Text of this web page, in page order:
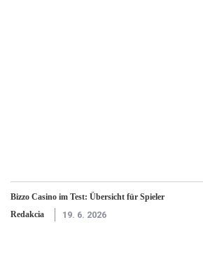
Bizzo Casino im Test: Übersicht für Spieler
Redakcia
19. 6. 2026